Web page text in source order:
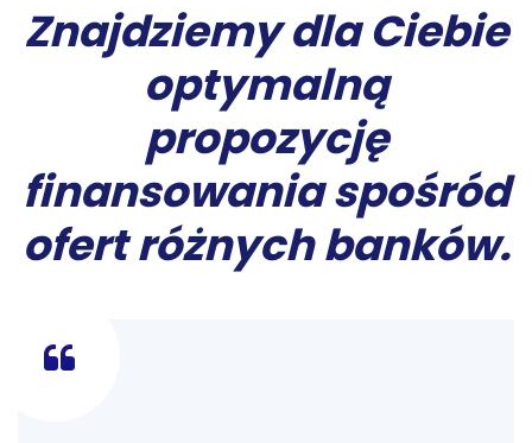
Znajdziemy dla Ciebie
optymalną
propozycję
finansowania spośród
ofert różnych banków.